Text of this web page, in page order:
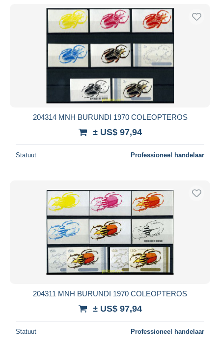
204314 MNH BURUNDI 1970 COLEOPTEROS
± US$ 97,94
Statuut Professioneel handelaar
204311 MNH BURUNDI 1970 COLEOPTEROS
± US$ 97,94
Statuut Professioneel handelaar